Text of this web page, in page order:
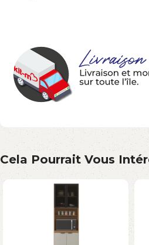
Cela Pourrait Vous